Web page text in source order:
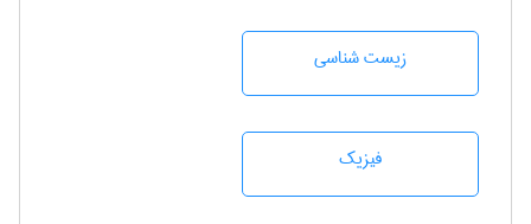
زيست شناسی
فیزیک